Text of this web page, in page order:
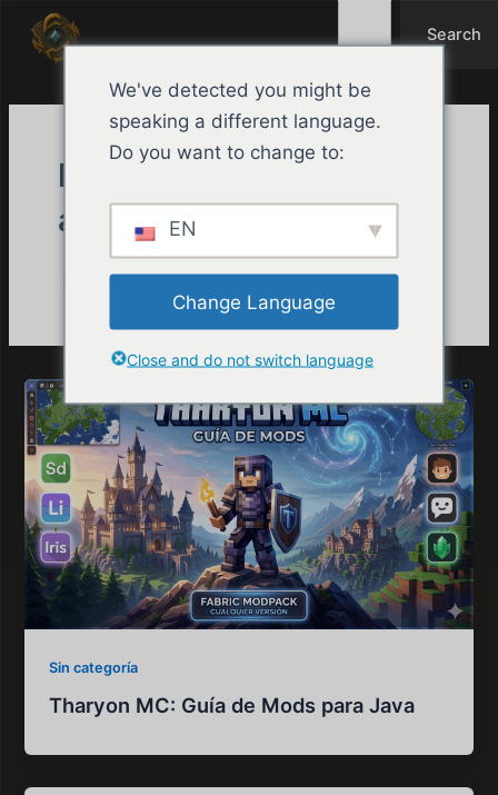
contenido
Search
Nombre del
autor:Tharyon
Sin categoría
Tharyon MC: Guía de Mods para Java
We've detected you might be
speaking a different language.
Do you want to change to:
EN
Change Language
Close and do not switch language